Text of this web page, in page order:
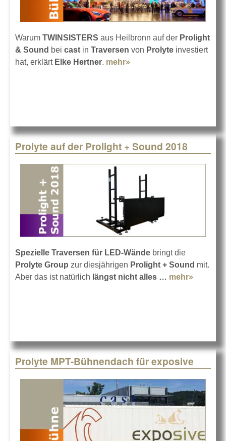
Warum TWINSISTERS aus Heilbronn auf der Prolight
& Sound bei cast in Traversen von Prolyte investiert
hat, erklärt Elke Hertner. mehr»
Prolyte auf der Prolight + Sound 2018
Spezielle Traversen für LED-Wände bringt die
Prolyte Group zur diesjährigen Prolight + Sound mit.
Aber das ist natürlich längst nicht alles … mehr»
Prolyte MPT-Bühnendach für exposive